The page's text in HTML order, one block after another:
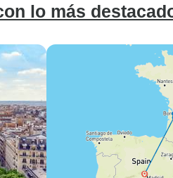
lo más